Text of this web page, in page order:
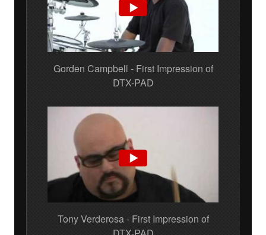
Gorden Campbell - First Impression of
DTX-PAD
Tony Verderosa - First Impression of